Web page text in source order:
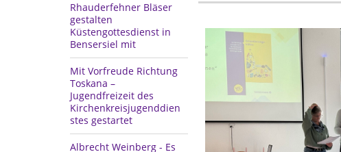
Rhauderfehner Bläser
gestalten
Küstengottesdienst in
Bensersiel mit
Mit Vorfreude Richtung
Toskana –
Jugendfreizeit des
Kirchenkreisjugenddien
stes gestartet
Albrecht Weinberg - Es